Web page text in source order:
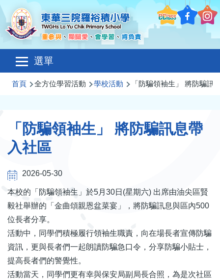
移至主內容
選單
Main
navigation
導
結
首頁 全方位學習活動 學校活動 「防騙領袖生」 將防騙訊
「防騙領袖生」 將防騙訊息帶
入社區
2026-05-30
本校的「防騙領袖生」於5月 30日 (星期六) 出席由油尖區賢
毅社舉辦的「金曲頌親恩盆菜宴」，將防騙訊息與區內500
位長者分享。
活動中，同學們積極履行領袖生職責，向在場長者宣傳防騙
資訊，更與長者們一起朗讀防騙急口令，分享防騙小貼士，
提高長者們的警覺性。
活動當天，同學們更有幸與保安局副局長合照，為是次社區